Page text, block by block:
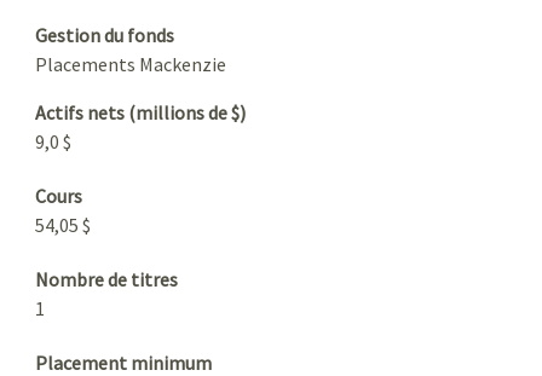
Gestion du fonds
Placements Mackenzie
Actifs nets (millions de $)
9,0 $
Cours
54,05 $
Nombre de titres
1
Placement minimum